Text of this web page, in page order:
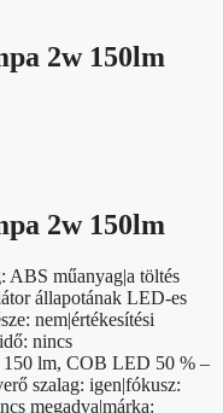
2w 150lm
2w 150lm
ABS műanyag|a töltés
állapotának LED-es
nem|értékesítési
nincs
lm, COB LED 50 % –
szalag: igen|fókusz:
megadva|márka: